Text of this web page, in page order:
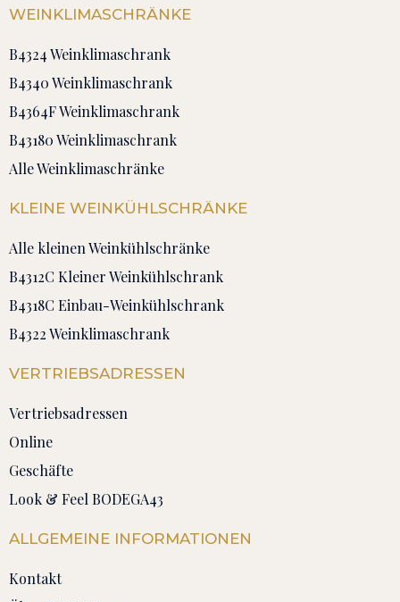
WEINKLIMASCHRÄNKE
B4324 Weinklimaschrank
B4340 Weinklimaschrank
B4364F Weinklimaschrank
B43180 Weinklimaschrank
Alle Weinklimaschränke
KLEINE WEINKÜHLSCHRÄNKE
Alle kleinen Weinkühlschränke
B4312C Kleiner Weinkühlschrank
B4318C Einbau-Weinkühlschrank
B4322 Weinklimaschrank
VERTRIEBSADRESSEN
Vertriebsadressen
Online
Geschäfte
Look & Feel BODEGA43
ALLGEMEINE INFORMATIONEN
Kontakt